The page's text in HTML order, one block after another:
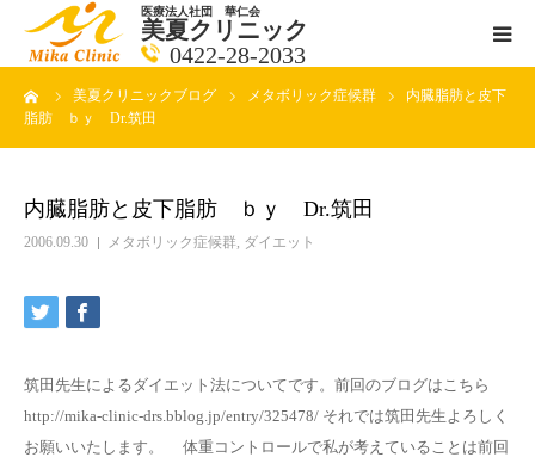
医療法人社団 華仁会
美夏クリニック
0422-28-2033
美夏クリニックブログ メタボリック症候群
内臓脂肪と皮下
脂肪 ｂｙ Dr.筑田
内臓脂肪と皮下脂肪 ｂｙ Dr.筑田
2006.09.30 メタボリック症候群, ダイエット
筑田先生によるダイエット法についてです。前回のブログはこちら
http://mika-clinic-drs.bblog.jp/entry/325478/ それでは筑田先生よろしく
お願いいたします。 体重コントロールで私が考えていることは前回
医師紹介
クリニックの紹介
アクセス
メールで相談
ブログ一覧ページ